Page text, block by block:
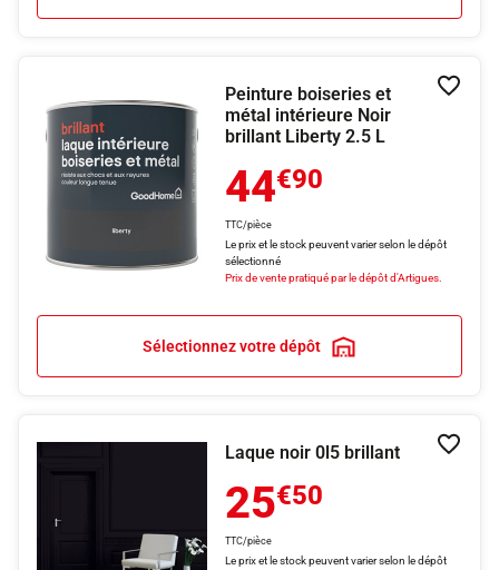
Peinture boiseries et
métal intérieure Noir
brillant Liberty 2.5 L
44€90
TTC/pièce
Le prix et le stock peuvent varier selon le dépôt
sélectionné
Prix de vente pratiqué par le dépôt d'Artigues.
Sélectionnez votre dépôt
Laque noir 0l5 brillant
25€50
TTC/pièce
Le prix et le stock peuvent varier selon le dépôt